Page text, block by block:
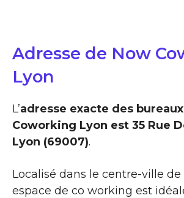
Adresse de Now
Lyon
L’adresse exacte des
Coworking Lyon est 35 Rue
Lyon (69007).
Localisé dans le centre-ville de
espace de co working est